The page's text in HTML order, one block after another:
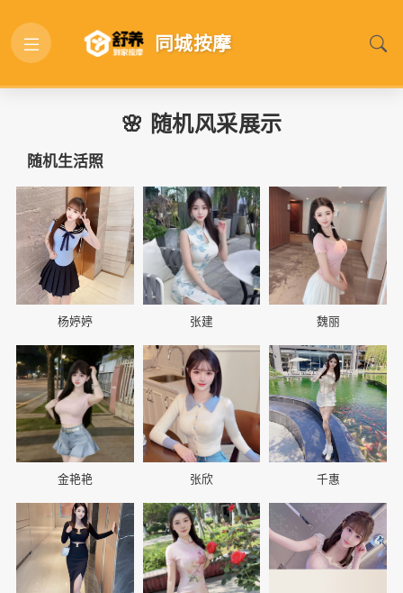
同城按摩
🌸 随机风采展示
随机生活照
📷
杨婷婷
📷
张建
📷
魏丽
📷
金艳艳
📷
张欣
📷
千惠
📷 📷 📷